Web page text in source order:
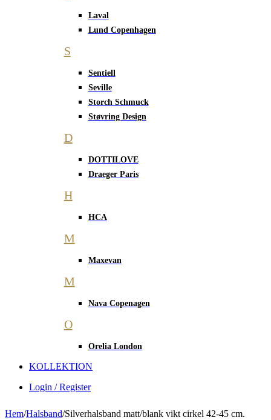
Laval
Lund Copenhagen
S
Sentiell
Seville
Storch Schmuck
Støvring Design
D
DOTTILOVE
Draeger Paris
H
HCA
M
Maxevan
M
Nava Copenagen
O
Orelia London
KOLLEKTION
Login / Register
Hem/Halsband/Silverhalsband matt/blank vikt cirkel 42-45 cm.